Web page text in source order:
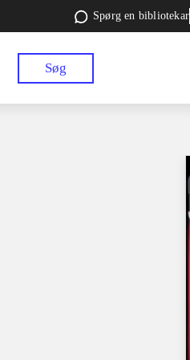
Spørg en bibliotekar
Søg